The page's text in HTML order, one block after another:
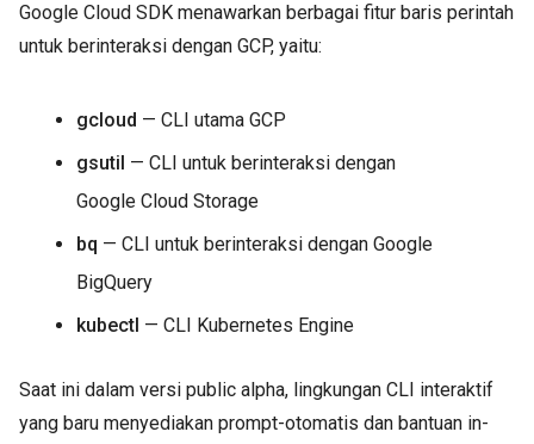
Google Cloud SDK menawarkan berbagai fitur baris perintah
untuk berinteraksi dengan GCP, yaitu:
gcloud — CLI utama GCP
gsutil — CLI untuk berinteraksi dengan
Google Cloud Storage
bq — CLI untuk berinteraksi dengan Google
BigQuery
kubectl — CLI Kubernetes Engine
Saat ini dalam versi public alpha, lingkungan CLI interaktif
yang baru menyediakan prompt-otomatis dan bantuan in-